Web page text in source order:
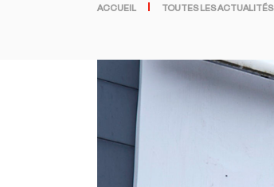
ACCUEIL TOUTES LES ACTUALITÉS